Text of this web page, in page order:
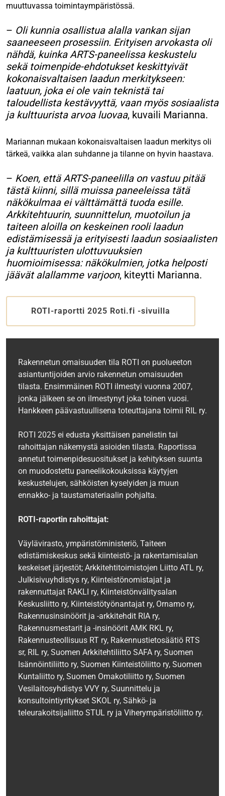
muuttuvassa toimintaympäristössä.
– Oli kunnia osallistua alalla vankan sijan
saaneeseen prosessiin. Erityisen arvokasta oli
nähdä, kuinka ARTS-paneelissa keskustelu
sekä toimenpide-ehdotukset keskittyivät
kokonaisvaltaisen laadun merkitykseen:
laatuun, joka ei ole vain teknistä tai
taloudellista kestävyyttä, vaan myös sosiaalista
ja kulttuurista arvoa luovaa, kuvaili Marianna.
Mariannan mukaan kokonaisvaltaisen laadun merkitys oli
tärkeä, vaikka alan suhdanne ja tilanne on hyvin haastava.
– Koen, että ARTS-paneelilla on vastuu pitää
tästä kiinni, sillä muissa paneeleissa tätä
näkökulmaa ei välttämättä tuoda esille.
Arkkitehtuurin, suunnittelun, muotoilun ja
taiteen aloilla on keskeinen rooli laadun
edistämisessä ja erityisesti laadun sosiaalisten
ja kulttuuristen ulottuvuuksien
huomioimisessa: näkökulmien, jotka helposti
jäävät alallamme varjoon, kiteytti Marianna.
ROTI-raportti 2025 Roti.fi -sivuilla
Rakennetun omaisuuden tila ROTI on puolueeton
asiantuntijoiden arvio rakennetun omaisuuden
tilasta. Ensimmäinen ROTI ilmestyi vuonna 2007,
jonka jälkeen se on ilmestynyt joka toinen vuosi.
Hankkeen päävastuullisena toteuttajana toimii RIL ry.
ROTI 2025 ei edusta yksittäisen panelistin tai
rahoittajan näkemystä asioiden tilasta. Raportissa
annetut toimenpidesuositukset ja kehityksen suunta
on muodostettu paneelikokouksissa käytyjen
keskustelujen, sähköisten kyselyiden ja muun
ennakko- ja taustamateriaalin pohjalta.
ROTI-raportin rahoittajat:
Väylävirasto, ympäristöministeriö, Taiteen
edistämiskeskus sekä kiinteistö- ja rakentamisalan
keskeiset järjestöt; Arkkitehtitoimistojen Liitto ATL ry,
Julkisivuyhdistys ry, Kiinteistönomistajat ja
rakennuttajat RAKLI ry, Kiinteistönvälitysalan
Keskusliitto ry, Kiinteistötyönantajat ry, Ornamo ry,
Rakennusinsinöörit ja -arkkitehdit RIA ry,
Rakennusmestarit ja -insinöörit AMK RKL ry,
Rakennusteollisuus RT ry, Rakennustietosäätiö RTS
sr, RIL ry, Suomen Arkkitehtiliitto SAFA ry, Suomen
Isännöintiliitto ry, Suomen Kiinteistöliitto ry, Suomen
Kuntaliitto ry, Suomen Omakotiliitto ry, Suomen
Vesilaitosyhdistys VVY ry, Suunnittelu ja
konsultointiyritykset SKOL ry, Sähkö- ja
teleurakoitsijaliitto STUL ry ja Viherympäristöliitto ry.